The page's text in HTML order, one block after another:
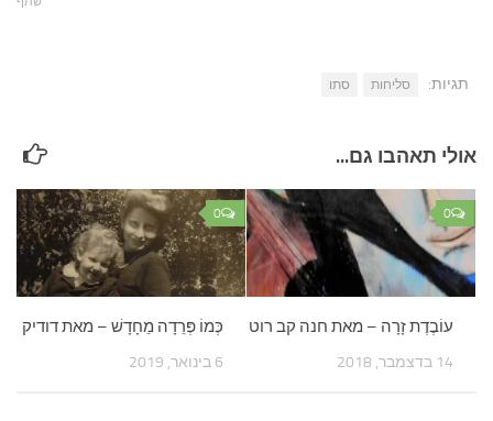
תגיות: סליחות סתו
אולי תאהבו גם...
0
כְּמוֹ פְּרֵדָה מֵחָדָשׁ – מאת דודיק
6 בינואר, 2019
0
עוֹבֶדֶת זָרָה – מאת חנה קב רוט
14 בדצמבר, 2018